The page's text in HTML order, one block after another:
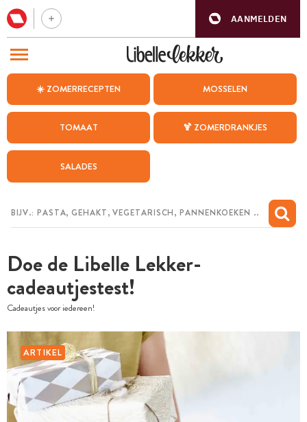
AANMELDEN
☀️ ZOMERRECEPTEN MOSSELEN
TOMAAT 🍹 ZOMERDRANKJES
SALADES
Doe de Libelle Lekker-
cadeautjestest!
Cadeautjes voor iedereen!
ARTIKEL
BEZOEK ONZE ANDERE WEBSITES
WEEKMENU
CHAT MET MAIA
MIJN BEWAARDE RECEPTEN